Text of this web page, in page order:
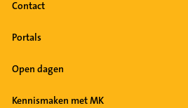
Contact
Portals
Open dagen
Kennismaken met MK